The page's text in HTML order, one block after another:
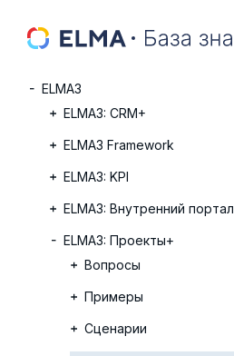
ELMA3
ELMA3: CRM+
ELMA3 Framework
ELMA3: KPI
ELMA3: Внутренний портал
ELMA3: Проекты+
Вопросы
Примеры
Сценарии